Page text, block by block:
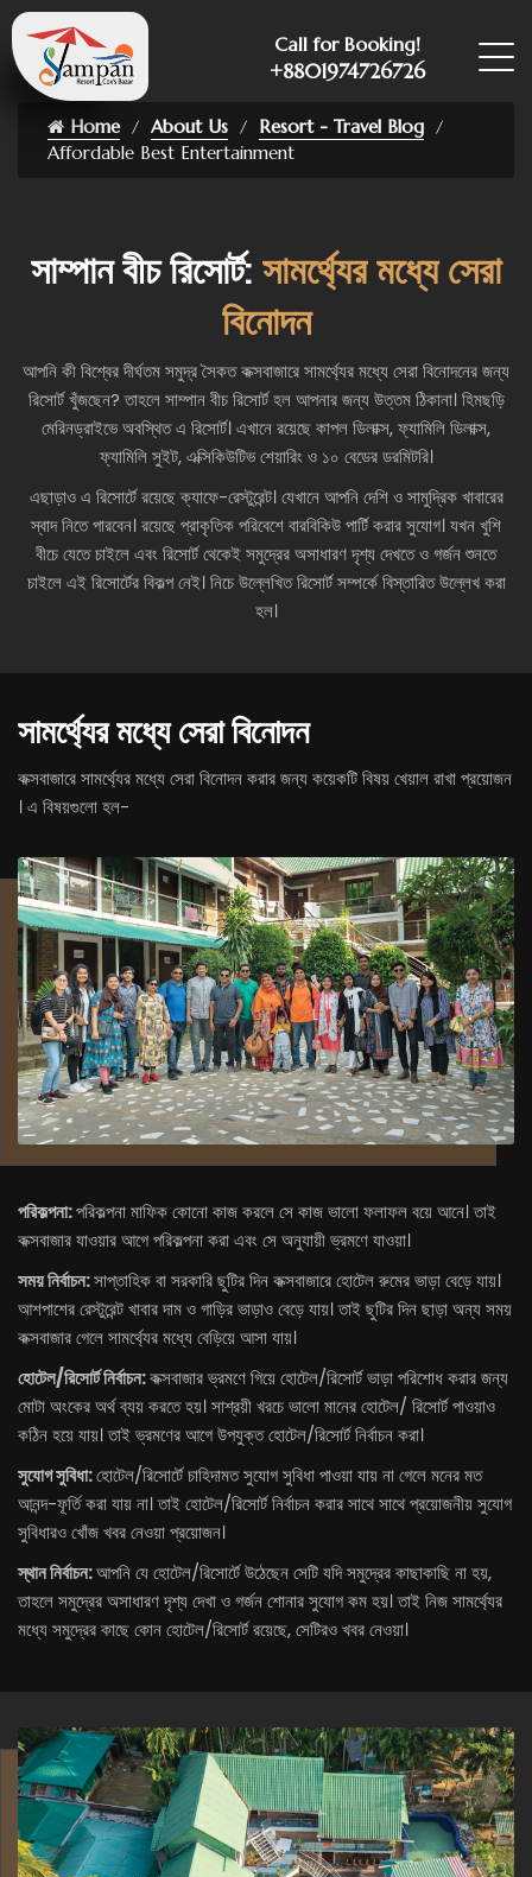
Call for Booking!
+8801974726726
Home About Us
Resort - Travel Blog
Affordable Best Entertainment
সাম্পান বীচ রিসোর্ট: সামর্থ্যের মধ্যে সেরা
বিনোদন
আপনি কী বিশ্বের দীর্ঘতম সমুদ্র সৈকত কক্সবাজারে সামর্থ্যের মধ্যে সেরা বিনোদনের জন্য
রিসোর্ট খুঁজছেন? তাহলে সাম্পান বীচ রিসোর্ট হল আপনার জন্য উত্তম ঠিকানা। হিমছড়ি
মেরিনড্রাইভে অবস্থিত এ রিসোর্ট। এখানে রয়েছে কাপল ডিলাক্স, ফ্যামিলি ডিলাক্স,
ফ্যামিলি সুইট, এক্সিকিউটিভ শেয়ারিং ও ১০ বেডের ডরমিটরি।
এছাড়াও এ রিসোর্টে রয়েছে ক্যাফে-রেস্টুরেন্ট। যেখানে আপনি দেশি ও সামুদ্রিক খাবারের
স্বাদ নিতে পারবেন। রয়েছে প্রাকৃতিক পরিবেশে বারবিকিউ পার্টি করার সুযোগ। যখন খুশি
বীচে যেতে চাইলে এবং রিসোর্ট থেকেই সমুদ্রের অসাধারণ দৃশ্য দেখতে ও গর্জন শুনতে
চাইলে এই রিসোর্টের বিকল্প নেই। নিচে উল্লেখিত রিসোর্ট সম্পর্কে বিস্তারিত উল্লেখ করা
হল।
সামর্থ্যের মধ্যে সেরা বিনোদন
কক্সবাজারে সামর্থ্যের মধ্যে সেরা বিনোদন করার জন্য কয়েকটি বিষয় খেয়াল রাখা প্রয়োজন
। এ বিষয়গুলো হল-
পরিকল্পনা:পরিকল্পনা মাফিক কোনো কাজ করলে সে কাজ ভালো ফলাফল বয়ে আনে। তাই
কক্সবাজার যাওয়ার আগে পরিকল্পনা করা এবং সে অনুযায়ী ভ্রমণে যাওয়া।
সময় নির্বাচন:সাপ্তাহিক বা সরকারি ছুটির দিন কক্সবাজারে হোটেল রুমের ভাড়া বেড়ে যায়।
আশপাশের রেস্টুরেন্ট খাবার দাম ও গাড়ির ভাড়াও বেড়ে যায়। তাই ছুটির দিন ছাড়া অন্য সময়
কক্সবাজার গেলে সামর্থ্যের মধ্যে বেড়িয়ে আসা যায়।
হোটেল/রিসোর্ট নির্বাচন:কক্সবাজার ভ্রমণে গিয়ে হোটেল/রিসোর্ট ভাড়া পরিশোধ করার জন্য
মোটা অংকের অর্থ ব্যয় করতে হয়। সাশ্রয়ী খরচে ভালো মানের হোটেল/ রিসোর্ট পাওয়াও
কঠিন হয়ে যায়। তাই ভ্রমণের আগে উপযুক্ত হোটেল/রিসোর্ট নির্বাচন করা।
সুযোগ সুবিধা:হোটেল/রিসোর্টে চাহিদামত সুযোগ সুবিধা পাওয়া যায় না গেলে মনের মত
আনন্দ-ফূর্তি করা যায় না। তাই হোটেল/রিসোর্ট নির্বাচন করার সাথে সাথে প্রয়োজনীয় সুযোগ
সুবিধারও খোঁজ খবর নেওয়া প্রয়োজন।
স্থান নির্বাচন:আপনি যে হোটেল/রিসোর্টে উঠেছেন সেটি যদি সমুদ্রের কাছাকাছি না হয়,
তাহলে সমুদ্রের অসাধারণ দৃশ্য দেখা ও গর্জন শোনার সুযোগ কম হয়। তাই নিজ সামর্থ্যের
মধ্যে সমুদ্রের কাছে কোন হোটেল/রিসোর্ট রয়েছে, সেটিরও খবর নেওয়া।